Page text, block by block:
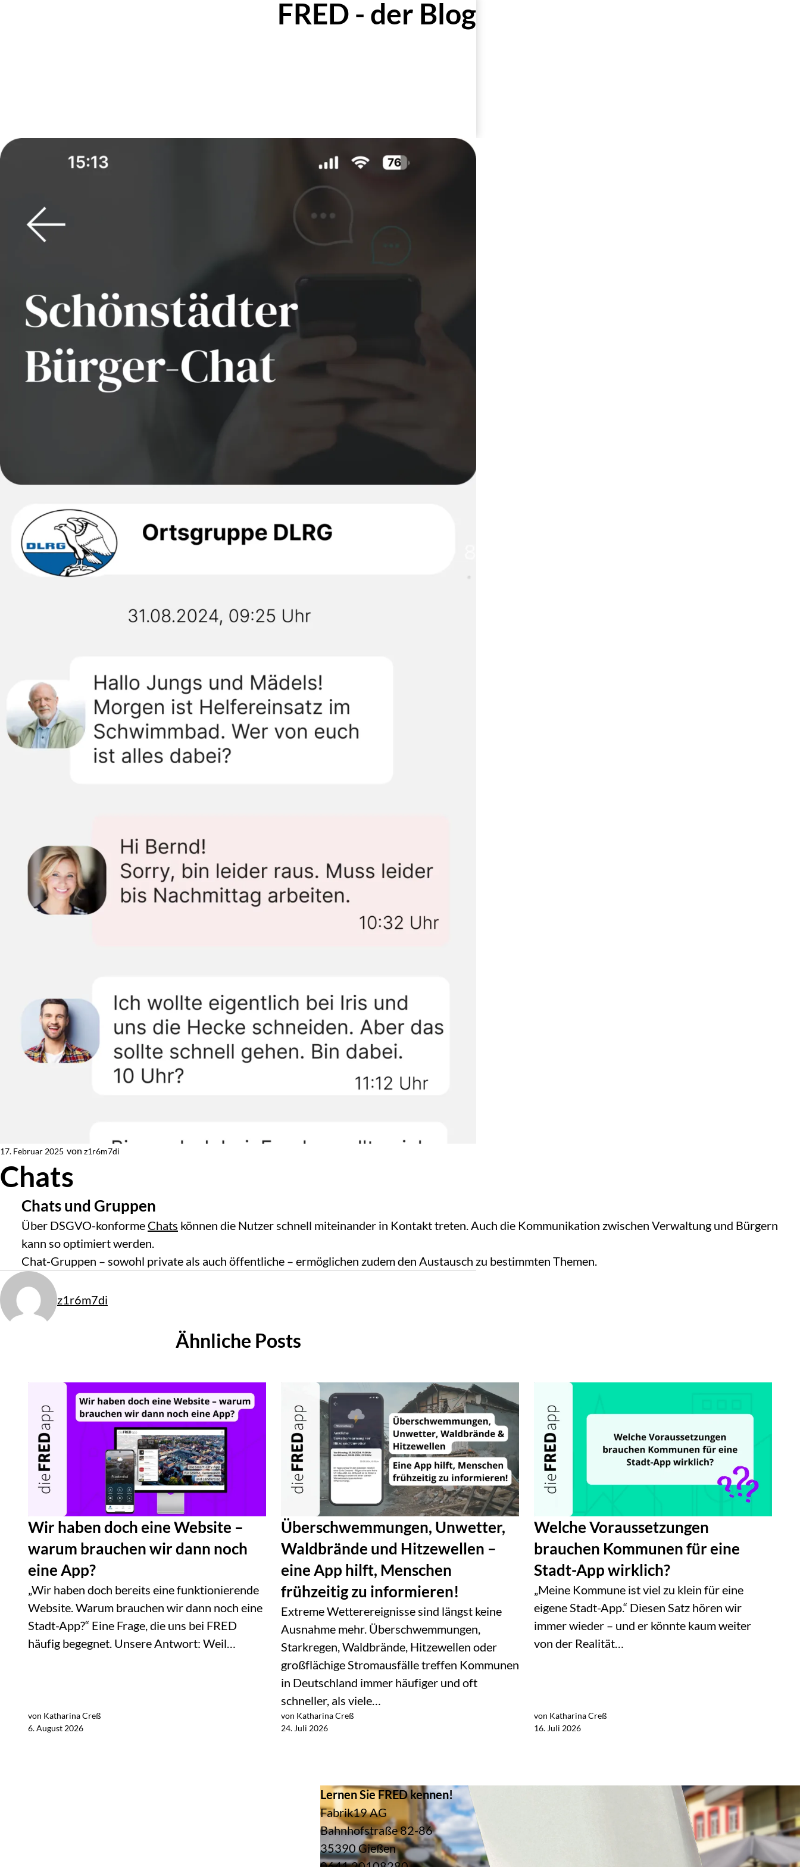
FRED - der Blog
17. Februar 2025 von
Von
z1r6m7di
Chats
Chats und Gruppen
Über DSGVO-konforme Chats können die Nutzer schnell miteinander in Kontakt treten. Auch die Kommunikation zwischen Verwaltung und Bürgern
kann so optimiert werden.
Chat-Gruppen – sowohl private als auch öffentliche – ermöglichen zudem den Austausch zu bestimmten Themen.
Von
z1r6m7di
Ähnliche Posts
Wir haben doch eine Website –
warum brauchen wir dann noch
eine App?
„Wir haben doch bereits eine funktionierende
Website. Warum brauchen wir dann noch eine
Stadt-App?“ Eine Frage, die uns bei FRED
häufig begegnet. Unsere Antwort: Weil…
von Katharina Creß
6. August 2026
Überschwemmungen, Unwetter,
Waldbrände und Hitzewellen –
eine App hilft, Menschen
frühzeitig zu informieren!
Extreme Wetterereignisse sind längst keine
Ausnahme mehr. Überschwemmungen,
Starkregen, Waldbrände, Hitzewellen oder
großflächige Stromausfälle treffen Kommunen
in Deutschland immer häufiger und oft
schneller, als viele…
von Katharina Creß
24. Juli 2026
Welche Voraussetzungen
brauchen Kommunen für eine
Stadt-App wirklich?
„Meine Kommune ist viel zu klein für eine
eigene Stadt-App.“ Diesen Satz hören wir
immer wieder – und er könnte kaum weiter
von der Realität…
von Katharina Creß
16. Juli 2026
Lernen Sie FRED kennen!
Fabrik19 AG
Bahnhofstraße 82-86
35390 Gießen